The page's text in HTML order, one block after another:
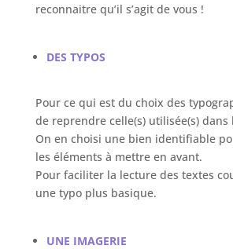
reconnaitre qu’il s’agit de vous !
DES TYPOS
Pour ce qui est du choix des
de reprendre celle(s) utilisée(s) dans
On en choisi une bien identifiable
les éléments à mettre en avant.
Pour faciliter la lecture des textes
une typo plus basique.
UNE IMAGERIE